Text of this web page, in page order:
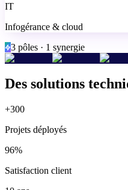
IT
Infogérance & cloud
3 pôles · 1 synergie
Des solutions
+300
Projets déployés
96%
Satisfaction client